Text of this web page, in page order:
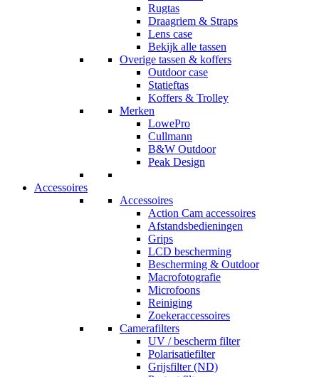
Rugtas
Draagriem & Straps
Lens case
Bekijk alle tassen
Overige tassen & koffers
Outdoor case
Statieftas
Koffers & Trolley
Merken
LowePro
Cullmann
B&W Outdoor
Peak Design
Accessoires
Accessoires
Action Cam accessoires
Afstandsbedieningen
Grips
LCD bescherming
Bescherming & Outdoor
Macrofotografie
Microfoons
Reiniging
Zoekeraccessoires
Camerafilters
UV / bescherm filter
Polarisatiefilter
Grijsfilter (ND)